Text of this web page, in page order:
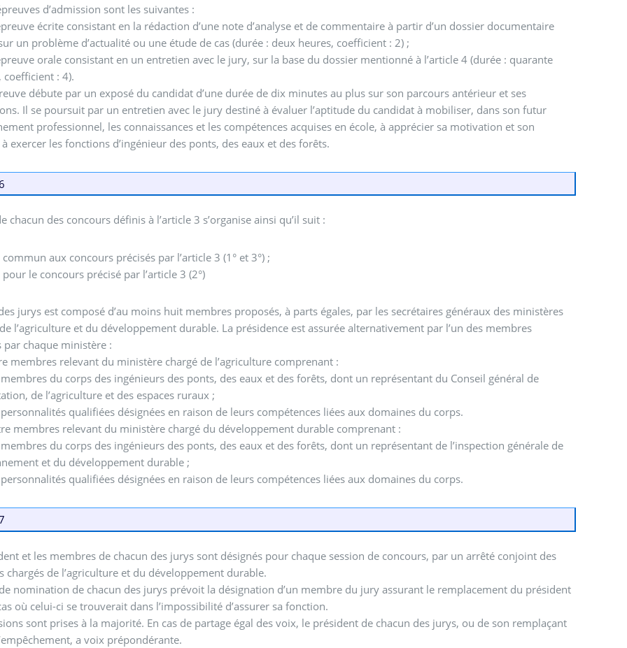
d’admission sont les suivantes :
écrite consistant en la rédaction d’une note d’analyse et de commentaire à partir d’un dossier documentaire
un problème d’actualité ou une étude de cas (durée : deux heures, coefficient : 2) ;
orale consistant en un entretien avec le jury, sur la base du dossier mentionné à l’article 4 (durée : quarante
coefficient : 4).
débute par un exposé du candidat d’une durée de dix minutes au plus sur son parcours antérieur et ses
Il se poursuit par un entretien avec le jury destiné à évaluer l’aptitude du candidat à mobiliser, dans son futur
professionnel, les connaissances et les compétences acquises en école, à apprécier sa motivation et son
exercer les fonctions d’ingénieur des ponts, des eaux et des forêts.
chacun des concours définis à l’article 3 s’organise ainsi qu’il suit :
aux concours précisés par l’article 3 (1° et 3°) ;
le concours précisé par l’article 3 (2°)
jurys est composé d’au moins huit membres proposés, à parts égales, par les secrétaires généraux des ministères
l’agriculture et du développement durable. La présidence est assurée alternativement par l’un des membres
par chaque ministère :
membres relevant du ministère chargé de l’agriculture comprenant :
du corps des ingénieurs des ponts, des eaux et des forêts, dont un représentant du Conseil général de
de l’agriculture et des espaces ruraux ;
qualifiées désignées en raison de leurs compétences liées aux domaines du corps.
membres relevant du ministère chargé du développement durable comprenant :
du corps des ingénieurs des ponts, des eaux et des forêts, dont un représentant de l’inspection générale de
et du développement durable ;
qualifiées désignées en raison de leurs compétences liées aux domaines du corps.
et les membres de chacun des jurys sont désignés pour chaque session de concours, par un arrêté conjoint des
chargés de l’agriculture et du développement durable.
de nomination de chacun des jurys prévoit la désignation d’un membre du jury assurant le remplacement du président
où celui-ci se trouverait dans l’impossibilité d’assurer sa fonction.
sont prises à la majorité. En cas de partage égal des voix, le président de chacun des jurys, ou de son remplaçant
a voix prépondérante.